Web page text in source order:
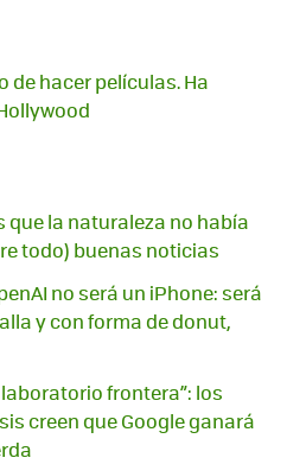
de hacer películas. Ha
que la naturaleza no había
todo) buenas noticias
no será un iPhone: será
y con forma de donut,
frontera”: los
creen que Google ganará